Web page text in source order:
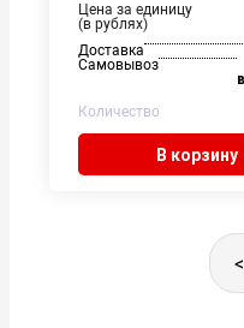
Цена за единицу
(в рублях)
Доставка
Самовывоз
Количество
В корзину
<